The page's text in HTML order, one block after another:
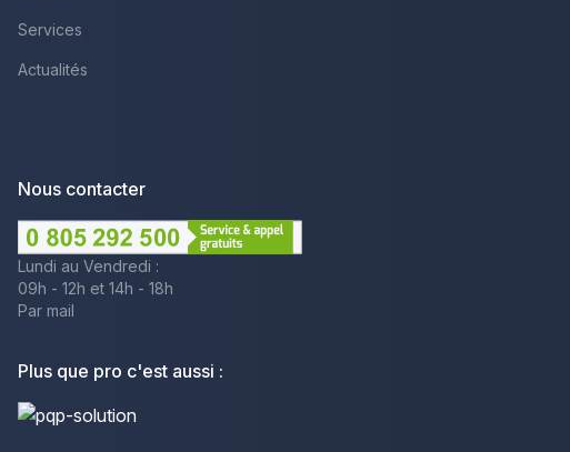
Services
Actualités
Nous contacter
Lundi au Vendredi :
09h - 12h et 14h - 18h
Par mail
Plus que pro c'est aussi :